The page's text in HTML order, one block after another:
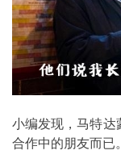
小编发现，马特达
合作中的朋友而已。